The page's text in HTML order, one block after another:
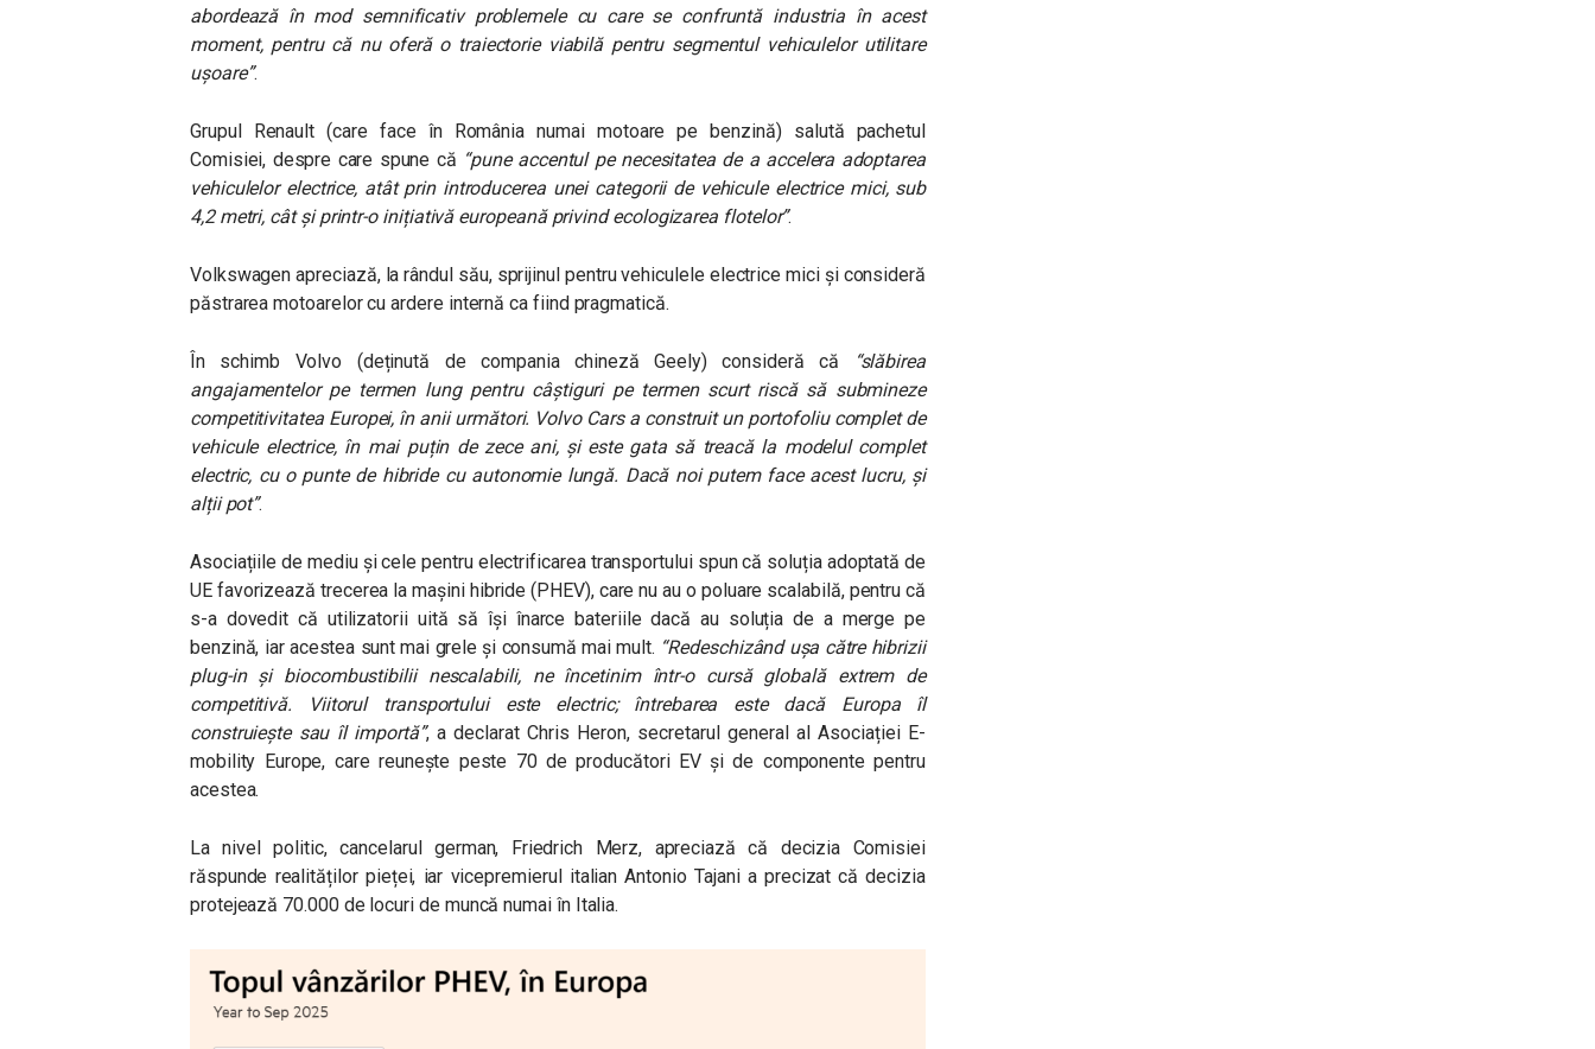
abordează în mod semnificativ problemele cu care se confruntă industria în acest
moment, pentru că nu oferă o traiectorie viabilă pentru segmentul vehiculelor utilitare
ușoare”.
Grupul Renault (care face în România numai motoare pe benzină) salută pachetul
Comisiei, despre care spune că “pune accentul pe necesitatea de a accelera adoptarea
vehiculelor electrice, atât prin introducerea unei categorii de vehicule electrice mici, sub
4,2 metri, cât și printr-o inițiativă europeană privind ecologizarea flotelor”.
Volkswagen apreciază, la rândul său, sprijinul pentru vehiculele electrice mici și consideră
păstrarea motoarelor cu ardere internă ca fiind pragmatică.
În schimb Volvo (deținută de compania chineză Geely) consideră că
“slăbirea
angajamentelor pe termen lung pentru câștiguri pe termen scurt riscă să submineze
competitivitatea Europei, în anii următori. Volvo Cars a construit un portofoliu complet de
vehicule electrice, în mai puțin de zece ani, și este gata să treacă la modelul complet
electric, cu o punte de hibride cu autonomie lungă. Dacă noi putem face acest lucru, și
alții pot”.
Asociațiile de mediu și cele pentru electrificarea transportului spun că soluția adoptată de
UE favorizează trecerea la mașini hibride (PHEV), care nu au o poluare scalabilă, pentru că
s-a dovedit că utilizatorii uită să își înarce bateriile dacă au soluția de a merge pe
benzină, iar acestea sunt mai grele și consumă mai mult. “Redeschizând ușa către hibrizii
plug-in și biocombustibilii nescalabili, ne încetinim într-o cursă globală extrem de
competitivă. Viitorul transportului este electric; întrebarea este dacă Europa îl
construiește sau îl importă”, a declarat Chris Heron, secretarul general al Asociației E-
mobility Europe, care reunește peste 70 de producători EV și de componente pentru
acestea.
La nivel politic, cancelarul german, Friedrich Merz, apreciază că decizia Comisiei
răspunde realităților pieței, iar vicepremierul italian Antonio Tajani a precizat că decizia
protejează 70.000 de locuri de muncă numai în Italia.